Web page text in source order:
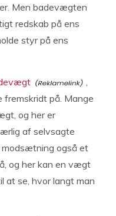
Men badevægten
redskab på ens
styr på ens
,
fremskridt på. Mange
og her er
af selvsagte
modsætning også et
og her kan en vægt
se, hvor langt man